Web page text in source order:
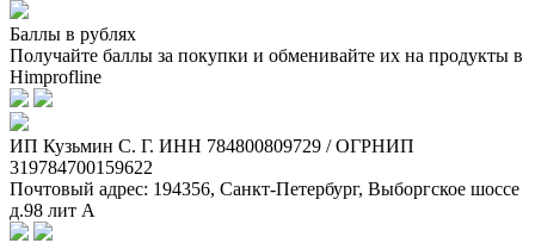
Баллы в рублях
Получайте баллы за покупки и обменивайте их на продукты в
Himprofline
ИП Кузьмин C. Г. ИНН 784800809729 / ОГРНИП
319784700159622
Почтовый адрес: 194356, Санкт-Петербург, Выборгское шоссе
д.98 лит А